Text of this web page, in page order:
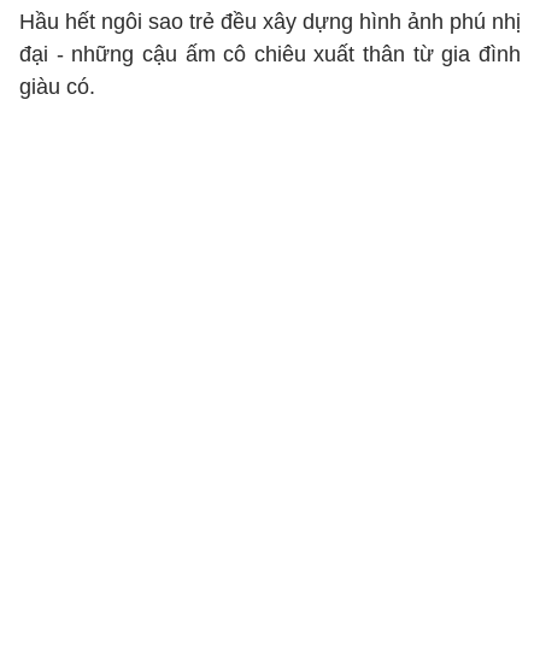
Hầu hết ngôi sao trẻ đều xây dựng hình ảnh phú nhị
đại - những cậu ấm cô chiêu xuất thân từ gia đình
giàu có.